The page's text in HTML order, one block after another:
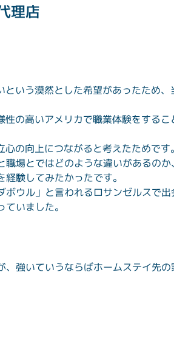
理店
いう漠然とした希望があったため
の高いアメリカで職業体験をする
の向上につながると考えたためで
場とではどのような違いがあるの
験してみたかったです。
ウル」と言われるロサンゼルスで
いました。
強いていうならばホームステイ先